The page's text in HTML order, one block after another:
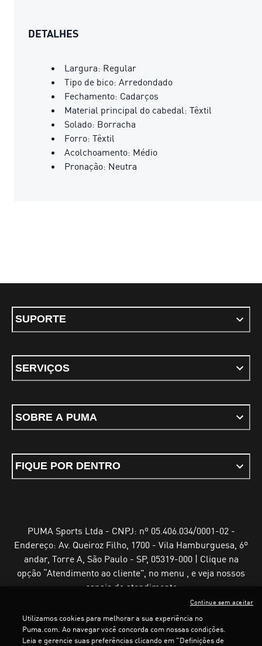
DETALHES
Largura: Regular
Tipo de bico: Arredondado
Fechamento: Cadarços
Material principal do cabedal: Têxtil
Solado: Borracha
Forro: Têxtil
Acolchoamento: Médio
Pronação: Neutra
SUPORTE
SERVIÇOS
SOBRE A PUMA
FIQUE POR DENTRO
PUMA Sports Ltda - CNPJ: nº 05.406.034/0001-02 -
Endereço: Av. Queiroz Filho, 1700 - Vila Hamburguesa, 6º
andar, Torre A, São Paulo - SP, 05319-000 | Clique na
opção “Atendimento ao cliente”, no menu , e veja nossos
canais de atendimento
Utilizamos cookies para melhorar a sua experiência no
Puma.com. Ao navegar você concorda com nossas condições.
Leia e gerencie suas preferências clicando em "Definições de
Continue sem aceitar